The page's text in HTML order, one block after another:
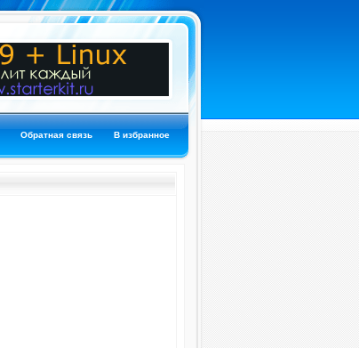
Обратная связь В избранное